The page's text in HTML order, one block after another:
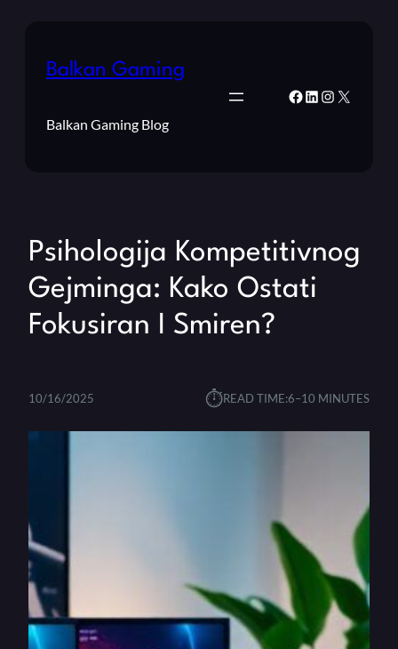
Balkan Gaming
Balkan Gaming Blog
Facebook
LinkedIn
Instagram
X
Psihologija Kompetitivnog
Gejminga: Kako Ostati
Fokusiran I Smiren?
10/16/2025 ⏱︎READ TIME:6–10 MINUTES